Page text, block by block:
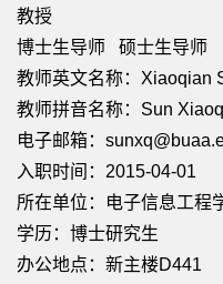
教授
博士生导师 硕士生导师
教师英文名称：Xiaoqian
教师拼音名称：Sun
电子邮箱：
入职时间：2015-04-01
所在单位：电子信息工程
学历：博士研究生
办公地点：新主楼D441